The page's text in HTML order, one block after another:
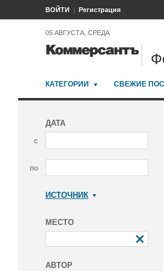
ВОЙТИ Регистрация
05 АВГУСТА, СРЕДА
КАТЕГОРИИ СВЕЖИЕ
ДАТА
с
по
ИСТОЧНИК
МЕСТО
АВТОР